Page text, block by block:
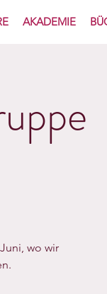
AKADEMIE
wo wir